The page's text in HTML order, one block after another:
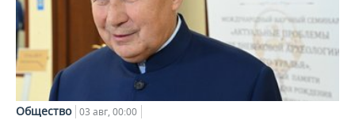
Общество 03 авг, 00:00